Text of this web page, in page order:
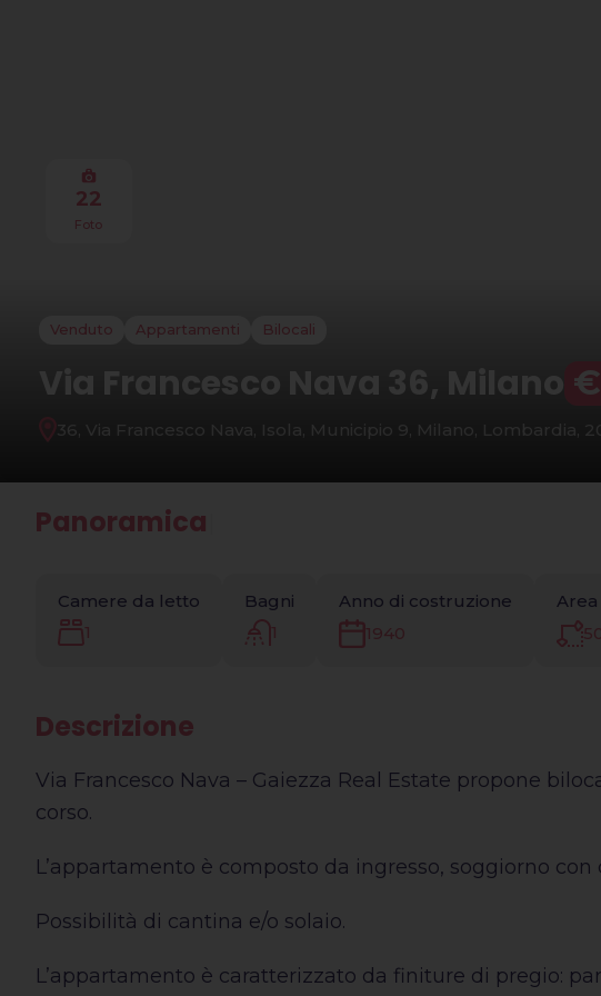
Venduto Appartamenti Bilocali
Via Francesco Nava 36, Milano
36, Via Francesco Nava, Isola, Municipio 9, Milano, Lombardia,
22
Foto
Panoramica
Camere da letto
1
Bagni
1
Anno di costruzione
1940
Area
Descrizione
Via Francesco Nava – Gaiezza Real Estate propone
corso.
L’appartamento è composto da ingresso, soggiorno
Possibilità di cantina e/o solaio.
L’appartamento è caratterizzato da finiture di pregio: